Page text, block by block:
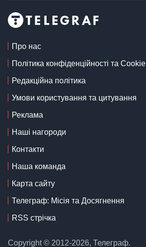
Про нас
Політика конфіденційності та Cookie
Редакційна політика
Умови користування та цитування
Реклама
Наші нагороди
Контакти
Наша команда
Карта сайту
Телеграф: Місія та Досягнення
RSS стрічка
Copyright © 2012-2026, Телеграф.